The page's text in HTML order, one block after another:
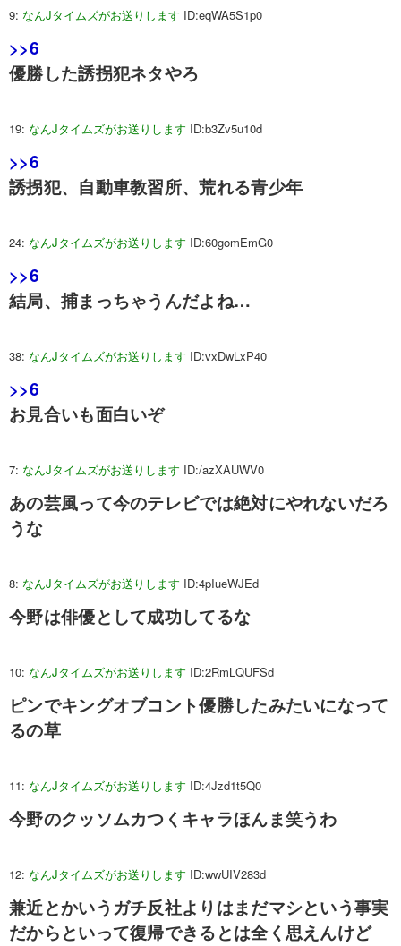
9: なんJタイムズがお送りします ID:eqWA5S1p0
>>6
優勝した誘拐犯ネタやろ
19: なんJタイムズがお送りします ID:b3Zv5u10d
>>6
誘拐犯、自動車教習所、荒れる青少年
24: なんJタイムズがお送りします ID:60gomEmG0
>>6
結局、捕まっちゃうんだよね…
38: なんJタイムズがお送りします ID:vxDwLxP40
>>6
お見合いも面白いぞ
7: なんJタイムズがお送りします ID:/azXAUWV0
あの芸風って今のテレビでは絶対にやれないだろ
うな
8: なんJタイムズがお送りします ID:4pIueWJEd
今野は俳優として成功してるな
10: なんJタイムズがお送りします ID:2RmLQUFSd
ピンでキングオブコント優勝したみたいになって
るの草
11: なんJタイムズがお送りします ID:4Jzd1t5Q0
今野のクッソムカつくキャラほんま笑うわ
12: なんJタイムズがお送りします ID:wwUIV283d
兼近とかいうガチ反社よりはまだマシという事実
だからといって復帰できるとは全く思えんけど